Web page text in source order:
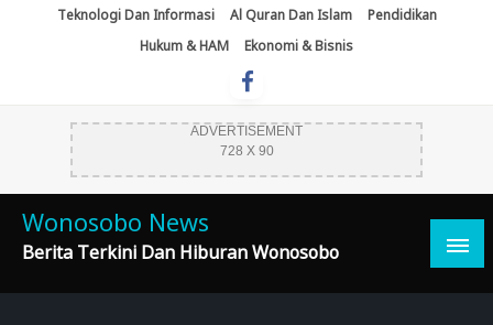
Teknologi Dan Informasi Al Quran Dan Islam
Pendidikan
Hukum & HAM
Ekonomi & Bisnis
ADVERTISEMENT
728 X 90
Wonosobo News
Berita Terkini Dan Hiburan Wonosobo